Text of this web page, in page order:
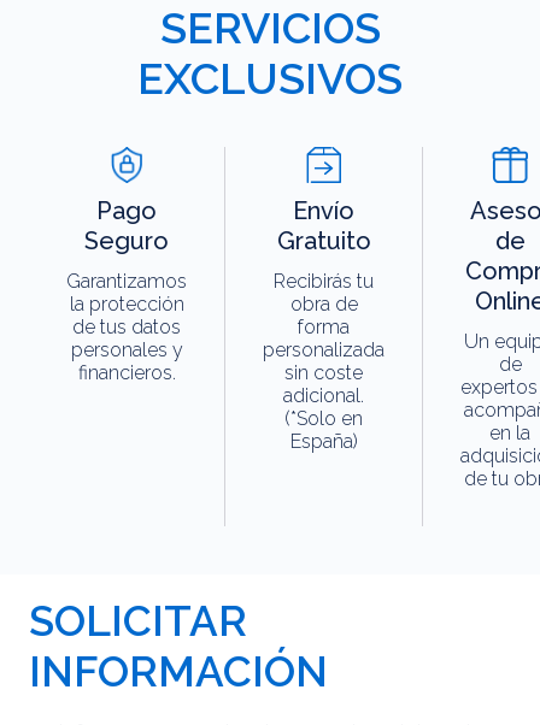
SERVICIOS
EXCLUSIVOS
Pago
Seguro
Garantizamos
la protección
de tus datos
personales y
financieros.
Envío
Gratuito
Recibirás tu
obra de
forma
personalizada
sin coste
adicional.
(*Solo en
España)
de
Un
de
en la
de tu
SOLICITAR
INFORMACIÓN